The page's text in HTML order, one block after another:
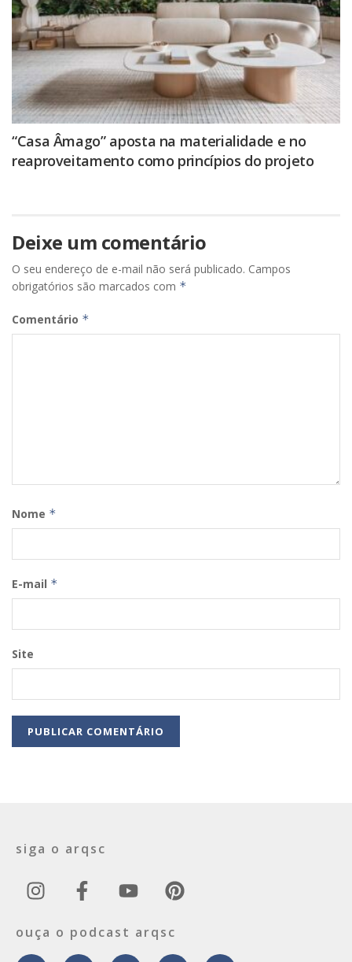
“Casa Âmago” aposta na materialidade e no
reaproveitamento como princípios do projeto
Deixe um comentário
O seu endereço de e-mail não será publicado. Campos
obrigatórios são marcados com *
Comentário *
Nome *
E-mail *
Site
siga o arqsc
ouça o podcast arqsc